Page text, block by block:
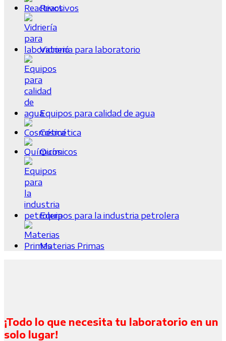
Reactivos
Vidriería para laboratorio
Equipos para calidad de agua
Cosmética
Químicos
Equipos para la industria petrolera
Materias Primas
¡Todo lo que necesita tu laboratorio en un
solo lugar!